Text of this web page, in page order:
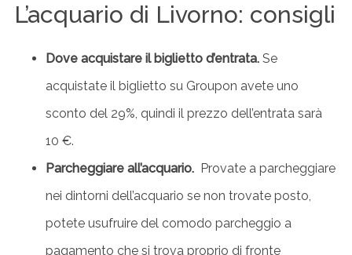
L’acquario di Livorno: consigli
Dove acquistare il biglietto d’entrata.Se
acquistate il biglietto su Groupon avete uno
sconto del 29%, quindi il prezzo dell’entrata sarà
10 €.
Parcheggiare all’acquario.Provate a parcheggiare
nei dintorni dell’acquario se non trovate posto,
potete usufruire del comodo parcheggio a
pagamento che si trova proprio di fronte